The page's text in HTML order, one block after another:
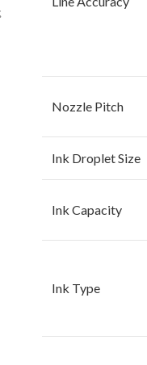
Nozzle Pitch
Ink Droplet Size
Ink Capacity
Ink Type